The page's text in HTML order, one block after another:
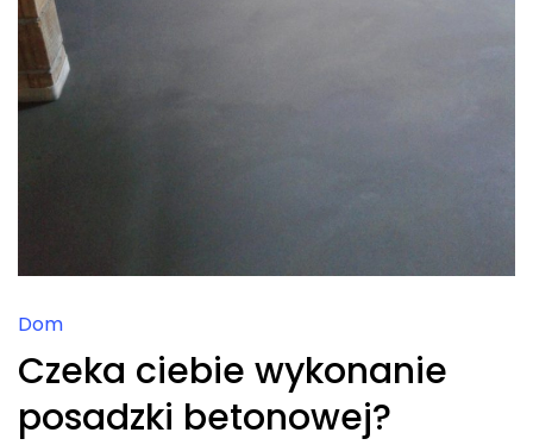
Dom
Czeka ciebie wykonanie
posadzki betonowej?